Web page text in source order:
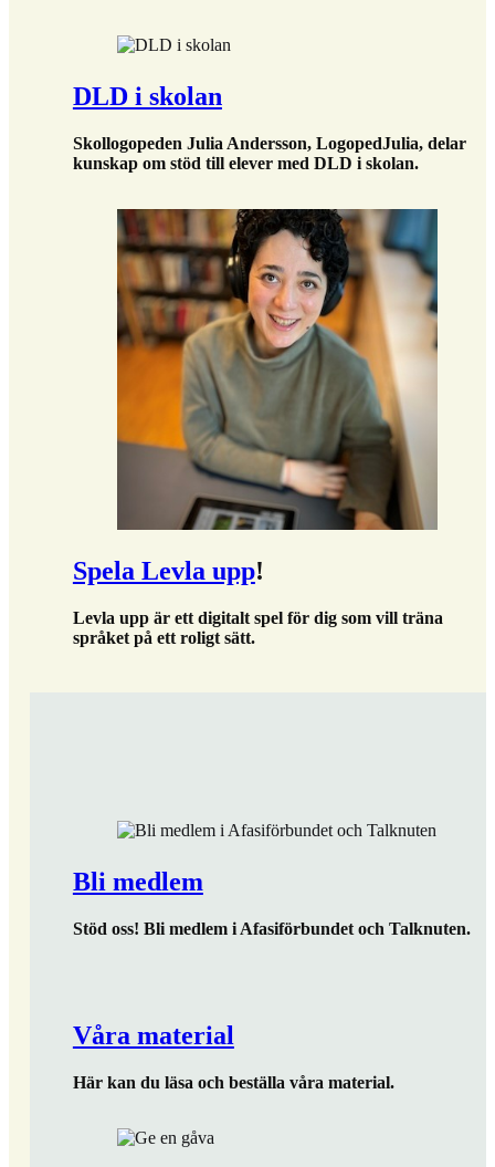
DLD i skolan
Skollogopeden Julia Andersson, LogopedJulia, delar
kunskap om stöd till elever med DLD i skolan.
Spela Levla upp!
Levla upp är ett digitalt spel för dig som vill träna
språket på ett roligt sätt.
Bli medlem
Stöd oss! Bli medlem i Afasiförbundet och Talknuten.
Våra material
Här kan du läsa och beställa våra material.